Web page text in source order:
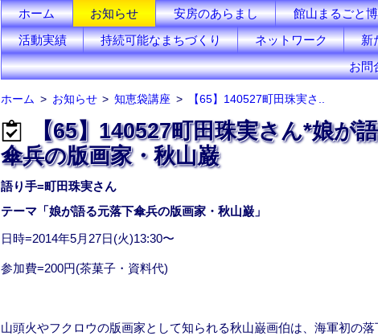
ホーム お知らせ 安房のあらまし 館山まるごと
活動実績
持続可能なまちづくり ネットワーク 新
お問
ホーム お知らせ 知恵袋講座 【65】140527町田珠実さ..
【65】140527町田珠実さん*娘が
傘兵の版画家・秋山巌
語り手=町田珠実さん
テーマ「娘が語る元落下傘兵の版画家・秋山巌」
日時=2014年5月27日(火)13:30〜
参加費=200円(茶菓子・資料代)
山頭火やフクロウの版画家として知られる秋山巌画伯は、海軍初の